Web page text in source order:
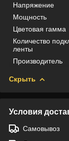
Напряжение
Мощность
Цветовая гамма
Количество
ленты
Производитель
Скрыть
Условия
Самовывоз